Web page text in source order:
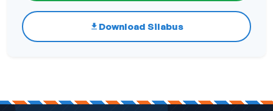
Download Silabus